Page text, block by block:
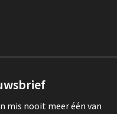
mis nooit meer één van